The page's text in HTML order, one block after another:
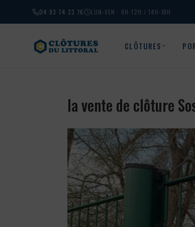
04 93 74 33 76 LUN-VEN · 8H-12H / 14H-18H
CLÔTURES
la vente de clôture